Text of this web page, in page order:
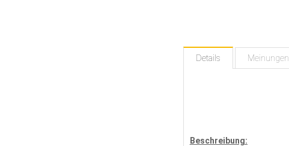
Details Meinungen
Beschreibung: